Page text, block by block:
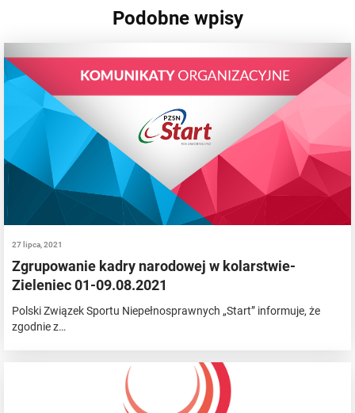
Podobne wpisy
27 lipca, 2021
Zgrupowanie kadry narodowej w kolarstwie-
Zieleniec 01-09.08.2021
Polski Związek Sportu Niepełnosprawnych „Start” informuje, że
zgodnie z…